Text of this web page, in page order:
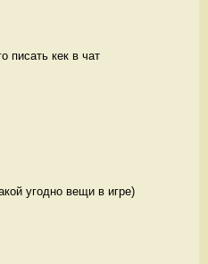
писать кек в чат
угодно вещи в игре)